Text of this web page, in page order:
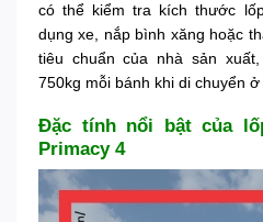
có thể kiểm tra kích thước
dụng xe, nắp bình xăng hoặc
tiêu chuẩn của nhà sản
750kg mỗi bánh khi di chuyển ở
Đặc tính nổi bật của
Primacy 4